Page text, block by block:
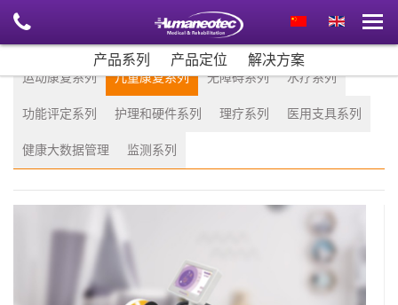
产品系列 产品定位 解决方案
运动康复系列 儿童康复系列 无障碍系列 水疗系列
功能评定系列 护理和硬件系列 理疗系列 医用支具系列
健康大数据管理 监测系列